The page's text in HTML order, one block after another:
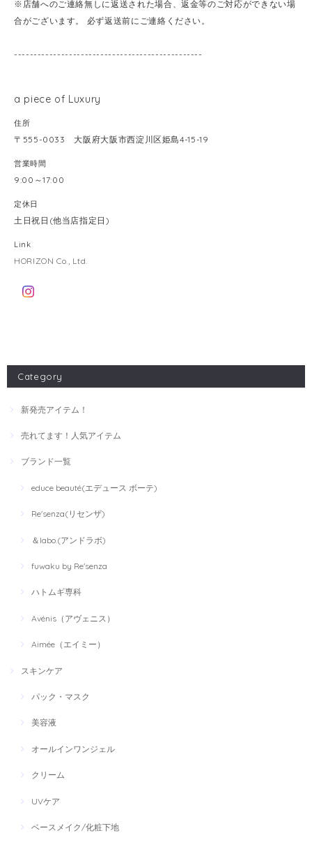
※店舗へのご連絡無しに返送された場合、返金等のご対応ができない場
合がございます。 必ず返送前にご連絡ください。
------------------------------------------------
a piece of Luxury
住所
〒555-0033 大阪府大阪市西淀川区姫島4-15-19
営業時間
9:00～17:00
定休日
土日祝日(他当店指定日)
Link
HORIZON Co., Ltd.
Category
新発売アイテム！
売れてます！人気アイテム
ブランド一覧
educe beauté(エデュース ボーテ)
Re'senza(リセンザ)
＆labo.(アンドラボ)
fuwaku by Re'senza
ハトムギ専科
Avénis（アヴェニス）
Aimée（エイミー）
スキンケア
パック・マスク
美容液
オールインワンジェル
クリーム
UVケア
ベースメイク/化粧下地